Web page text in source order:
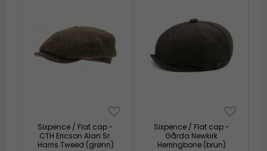
Sixpence / Flat cap -
CTH Ericson Alan Sr.
Harris Tweed (grønn)
Sixpence / Flat cap -
Gårda Newkirk
Herringbone (brun)